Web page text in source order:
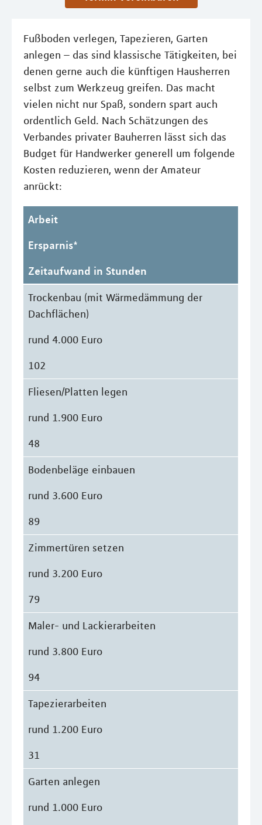
Fußboden verlegen, Tapezieren, Garten
anlegen – das sind klassische Tätigkeiten, bei
denen gerne auch die künftigen Hausherren
selbst zum Werkzeug greifen. Das macht
vielen nicht nur Spaß, sondern spart auch
ordentlich Geld. Nach Schätzungen des
Verbandes privater Bauherren lässt sich das
Budget für Handwerker generell um folgende
Kosten reduzieren, wenn der Amateur
anrückt:
Arbeit
Ersparnis*
Zeitaufwand in Stunden
Trockenbau (mit Wärmedämmung der
Dachflächen)
rund 4.000 Euro
102
Fliesen/Platten legen
rund 1.900 Euro
48
Bodenbeläge einbauen
rund 3.600 Euro
89
Zimmertüren setzen
rund 3.200 Euro
79
Maler- und Lackierarbeiten
rund 3.800 Euro
94
Tapezierarbeiten
rund 1.200 Euro
31
Garten anlegen
rund 1.000 Euro